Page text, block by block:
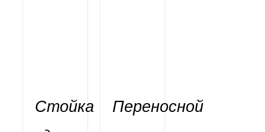
Стойка
Переносной